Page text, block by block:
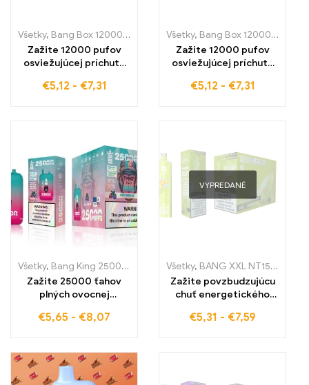
Všetky, Bang Box 12000 Pufov Jednorazové e-cigaretky,
Zažite 12000 pufov
osviežujúcej príchute
Box e-cigaretu –
€5,12 - €7,31
Všetky, Bang Box 12000 Pufov
Zažite 12000 pufov
osviežujúcej príchute
Bang Box e-cigaretu –
sviežosť
€5,12 - €7,31
Všetky, Bang King 25000 Pufov Jednorázové e-cigarety Švédsko
Zažite 25000 ťahov
plných ovocnej
osviežujúceho mrazu s
trvalý pôžitok
€5,65 - €8,07
VYPREDANÉ
Všetky, BANG XXL NT15000
Zažite povzbudzujúcu
chuť energetického
Energy Drink Táto
€5,31 - €7,59